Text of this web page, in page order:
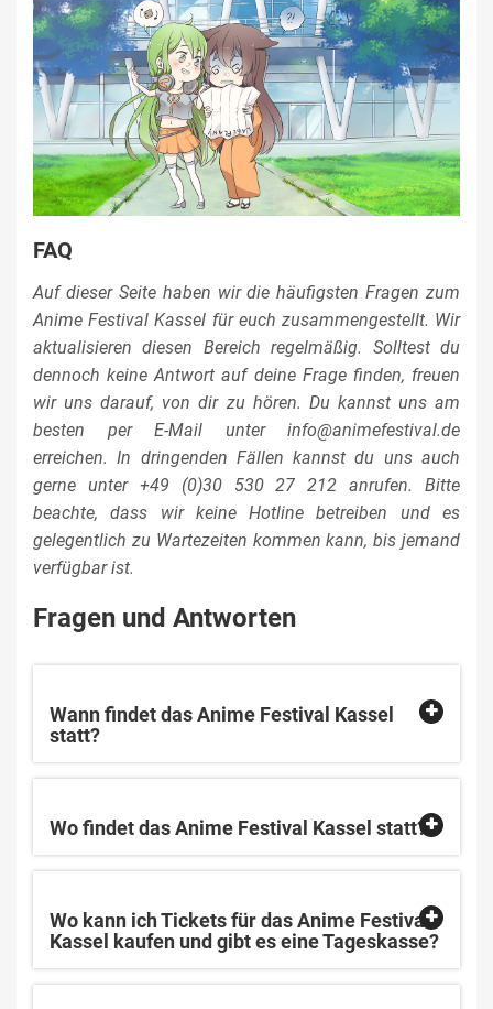
FAQ
Auf dieser Seite haben wir die häufigsten Fragen zum
Anime Festival Kassel für euch zusammengestellt. Wir
aktualisieren diesen Bereich regelmäßig. Solltest du
dennoch keine Antwort auf deine Frage finden, freuen
wir uns darauf, von dir zu hören. Du kannst uns am
besten per E-Mail unter info@animefestival.de
erreichen. In dringenden Fällen kannst du uns auch
gerne unter +49 (0)30 530 27 212 anrufen. Bitte
beachte, dass wir keine Hotline betreiben und es
gelegentlich zu Wartezeiten kommen kann, bis jemand
verfügbar ist.
Fragen und Antworten
Wann findet das Anime Festival Kassel
statt?
Wo findet das Anime Festival Kassel statt?
Wo kann ich Tickets für das Anime Festival
Kassel kaufen und gibt es eine Tageskasse?